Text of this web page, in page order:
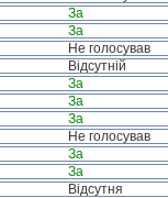
За
За
Не голосував
Відсутній
За
За
За
Не голосував
За
За
Відсутня